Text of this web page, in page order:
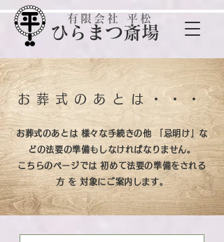
有限会社 平松
​ひらまつ斎場
お葬式のあとは・・・
お葬式のあとは 様々な手続きの他 「忌明け」な
どの法要の準備も しなければなりません。
こちらのページでは 初めて法要の準備をされる
方 を 対象にご案内します。